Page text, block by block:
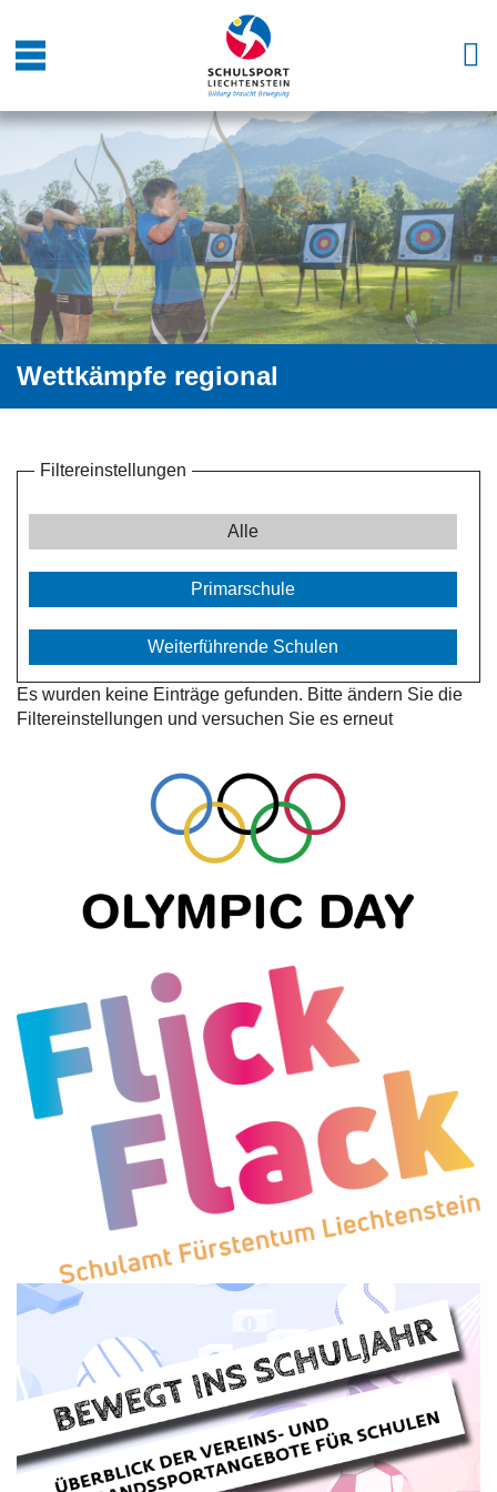
Wettkämpfe regional
Filtereinstellungen
Alle
Primarschule
Weiterführende Schulen
Es wurden keine Einträge gefunden. Bitte ändern Sie die
Filtereinstellungen und versuchen Sie es erneut